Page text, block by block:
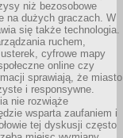
niż bezosobowe
na dużych graczach. W
się także technologia.
ruchem,
cyfrowe mapy
online czy
sprawiają, że miasto
i responsywne.
nie rozwiąże
wsparta zaufaniem i
tej dyskusji często